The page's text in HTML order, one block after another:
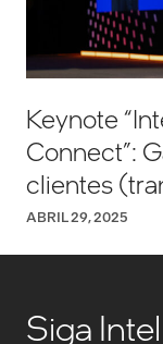
Keynote
Connect”:
clientes
ABRIL 29, 2025
Siga